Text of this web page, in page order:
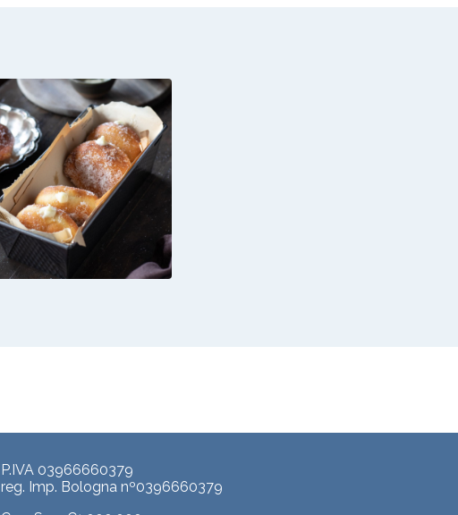
P.IVA 03966660379
reg. Imp. Bologna nº0396660379